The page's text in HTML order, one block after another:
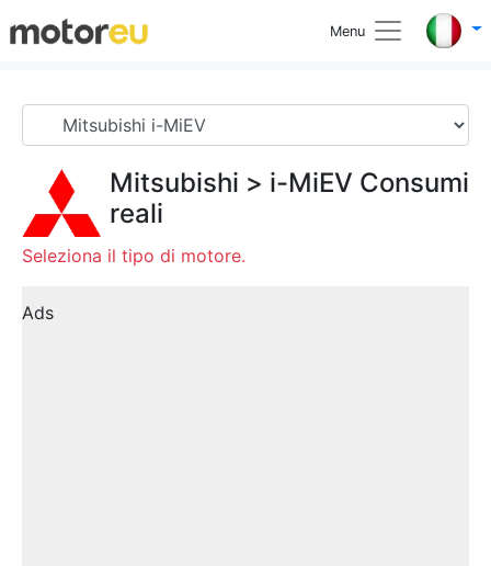
Menu
Mitsubishi > i-MiEV Consumi
reali
Seleziona il tipo di motore.
Ads